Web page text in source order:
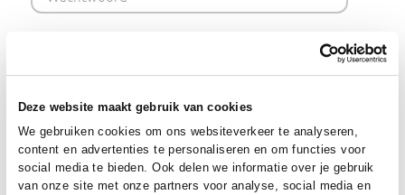
Deze website maakt gebruik van cookies
We gebruiken cookies om ons websiteverkeer te
Ingelogd blijven (48 uur)
Inloggen